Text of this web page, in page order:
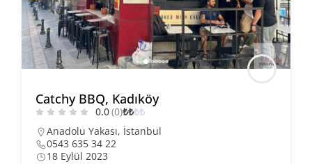
Catchy BBQ, Kadıköy
0.0(0)₺₺₺₺
Anadolu Yakası, İstanbul
0543 635 34 22
18 Eylül 2023